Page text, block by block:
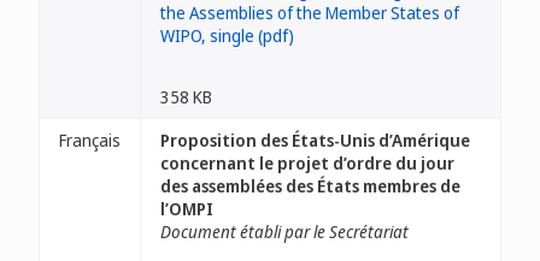
358 KB
Français
Proposition des États-Unis d’Amérique
concernant le projet d’ordre du jour
des assemblées des États membres de
l’OMPI
Document établi par le Secrétariat